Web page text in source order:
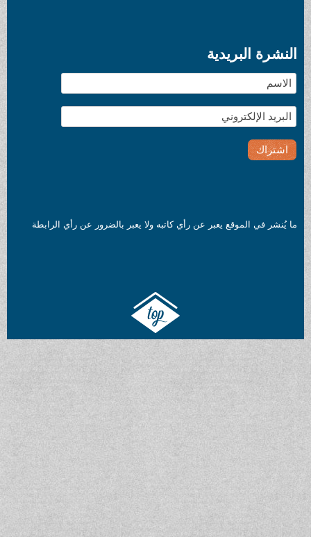
النشرة البريدية
ما يُنشر في الموقع يعبر عن رأي كاتبه ولا يعبر بالضرور عن رأي الرابطة